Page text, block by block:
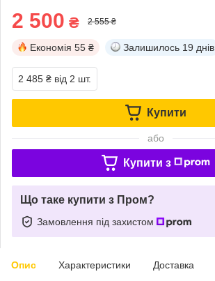
2 500 ₴ 2 555 ₴
Економія 55 ₴ Залишилось 19 днів
2 485 ₴ від 2 шт.
Купити
або
Купити з
Що таке купити з Пром?
Замовлення під захистом
Опис Характеристики Доставка